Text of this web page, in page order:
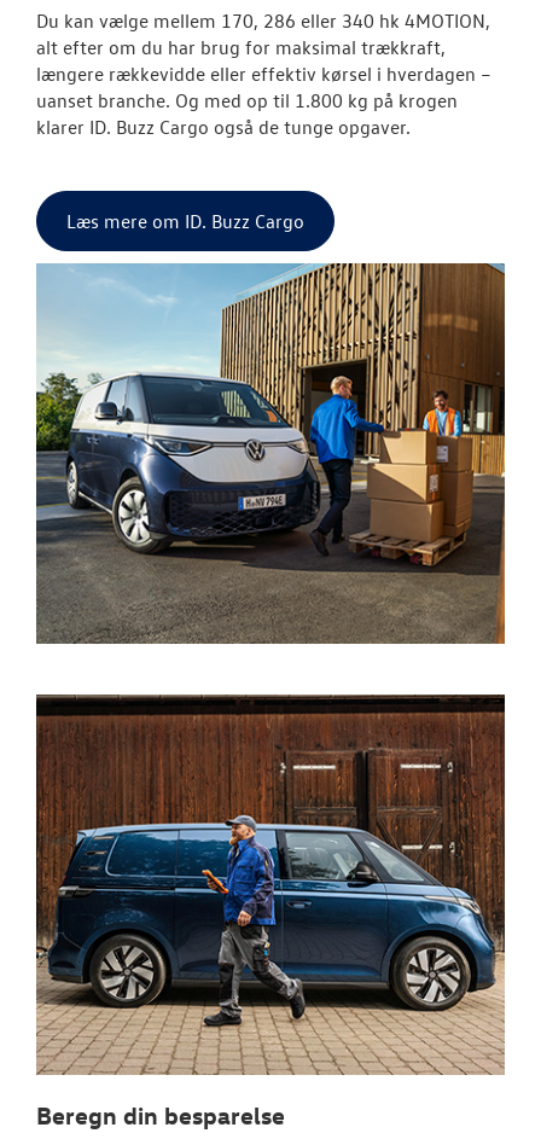
Garanti
BRUGTE BILER
VÆRKSTED
NYHEDER
TILBEHØR
OM OS
KONTAKT
RESERVEDELE
Du kan vælge mellem 170, 286 eller 340 hk 4MOTION,
alt efter om du har brug for maksimal trækkraft,
længere rækkevidde eller effektiv kørsel i hverdagen –
uanset branche. Og med op til 1.800 kg på krogen
klarer ID. Buzz Cargo også de tunge opgaver.
Læs mere om ID. Buzz Cargo
Beregn din besparelse